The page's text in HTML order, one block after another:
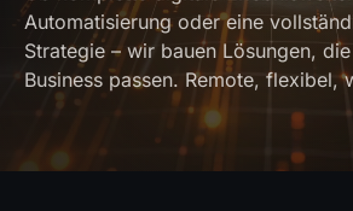
Automatisierung oder eine
Strategie – wir bauen Lösungen,
Business passen. Remote, flexibel,